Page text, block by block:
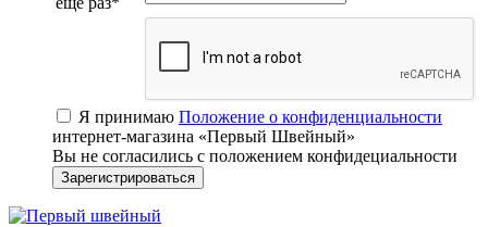
Я принимаю Положение о конфиденциальности
интернет-магазина «Первый Швейный»
Вы не согласились с положением конфидециальности